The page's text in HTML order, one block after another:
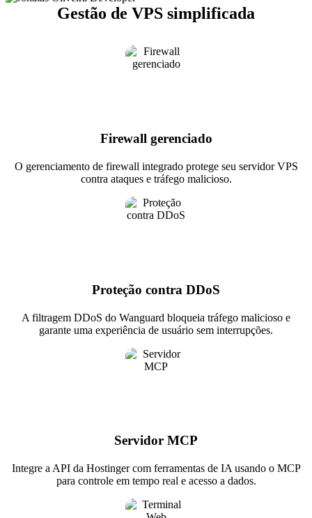
Gestão de VPS simplificada
Firewall gerenciado
O gerenciamento de firewall integrado protege seu servidor VPS
contra ataques e tráfego malicioso.
Proteção contra DDoS
A filtragem DDoS do Wanguard bloqueia tráfego malicioso e
garante uma experiência de usuário sem interrupções.
Servidor MCP
Integre a API da Hostinger com ferramentas de IA usando o MCP
para controle em tempo real e acesso a dados.